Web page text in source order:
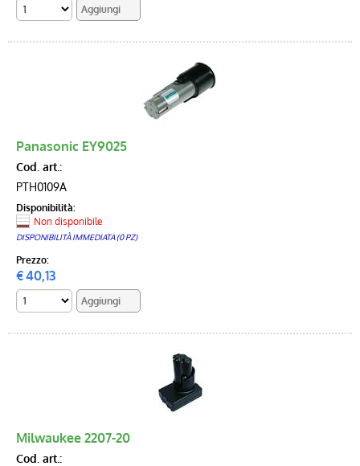
Panasonic EY9025
Cod. art.:
PTH0109A
Disponibilità:
Non disponibile
DISPONIBILITÀ IMMEDIATA (0 PZ)
Prezzo:
€40,13
Milwaukee 2207-20
Cod. art.: